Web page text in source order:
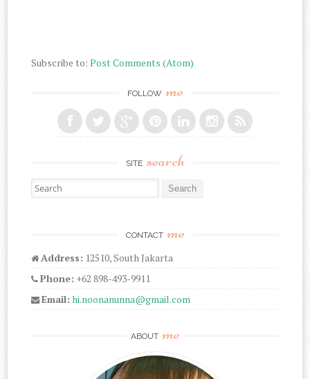
Subscribe to:Post Comments (Atom)
FOLLOW me
SITE search
Search for:
CONTACT me
Address: 12510, South Jakarta
Phone: +62 898-493-9911
Email: hi.noonanunna@gmail.com
ABOUT me